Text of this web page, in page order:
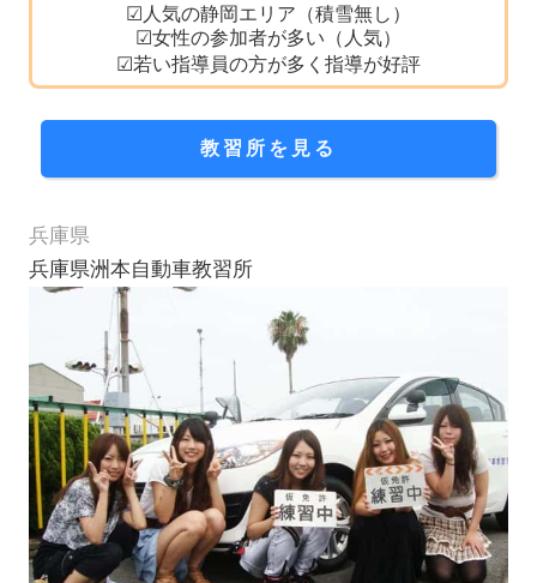
☑人気の静岡エリア（積雪無し）
☑女性の参加者が多い（人気）
☑若い指導員の方が多く指導が好評
教習所を見る
兵庫県
兵庫県洲本自動車教習所